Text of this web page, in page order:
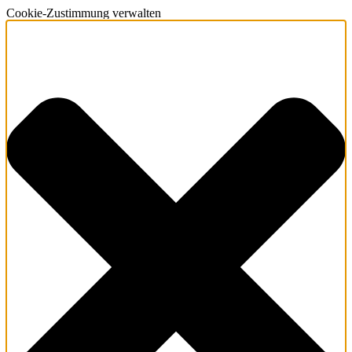
Cookie-Zustimmung verwalten